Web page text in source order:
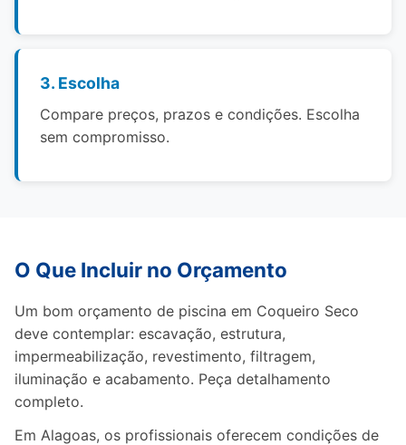
3. Escolha
Compare preços, prazos e condições. Escolha
sem compromisso.
O Que Incluir no Orçamento
Um bom orçamento de piscina em Coqueiro Seco
deve contemplar: escavação, estrutura,
impermeabilização, revestimento, filtragem,
iluminação e acabamento. Peça detalhamento
completo.
Em Alagoas, os profissionais oferecem condições de